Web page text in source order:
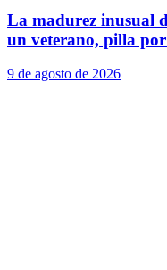
La madurez inusual
un veterano, pilla por
9 de agosto de 2026